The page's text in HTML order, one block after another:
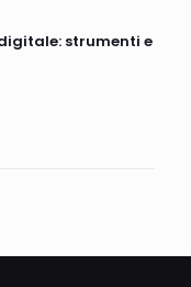
strumenti e